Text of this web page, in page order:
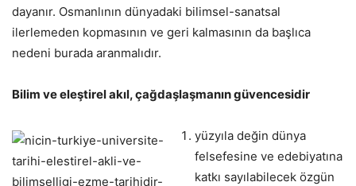
dayanır. Osmanlının dünyadaki bilimsel-sanatsal
ilerlemeden kopmasının ve geri kalmasının da başlıca
nedeni burada aranmalıdır.
Bilim ve eleştirel akıl, çağdaşlaşmanın güvencesidir
yüzyıla değin dünya
felsefesine ve edebiyatına
katkı sayılabilecek özgün